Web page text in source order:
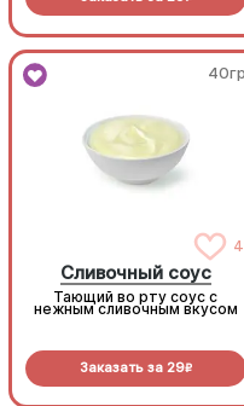
Сливочный соус
Тающий во рту соус с
нежным сливочным вкусом
Заказать за 29R